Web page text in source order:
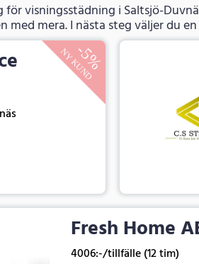
för visningsstädning i Saltsjö-
med mera. I nästa steg väljer du
Fresh Home
4006:-/tillfälle (12 tim)